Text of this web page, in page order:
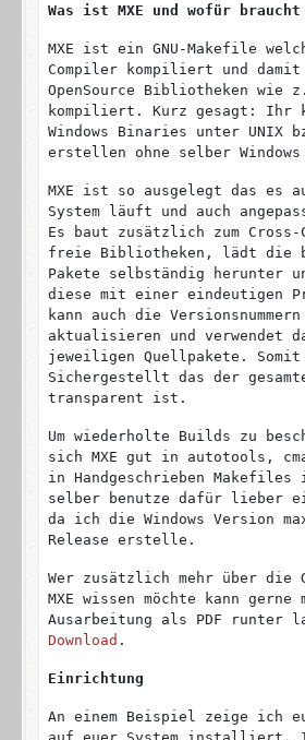
Was ist MXE und wofür braucht
MXE ist ein GNU-Makefile
Compiler kompiliert und
OpenSource Bibliotheken wie
kompiliert. Kurz gesagt: Ihr
Windows Binaries unter UNIX
erstellen ohne selber Windows
MXE ist so ausgelegt das es
System läuft und auch
Es baut zusätzlich zum
freie Bibliotheken, lädt die
Pakete selbständig herunter
diese mit einer eindeutigen
kann auch die
aktualisieren und verwendet
jeweiligen Quellpakete.
Sichergestellt das der
transparent ist.
Um wiederholte Builds zu
sich MXE gut in autotools,
in Handgeschrieben
selber benutze dafür lieber
da ich die Windows Version
Release erstelle.
Wer zusätzlich mehr über die
MXE wissen möchte kann gerne
Ausarbeitung als PDF runter
Download .
Einrichtung
An einem Beispiel zeige ich